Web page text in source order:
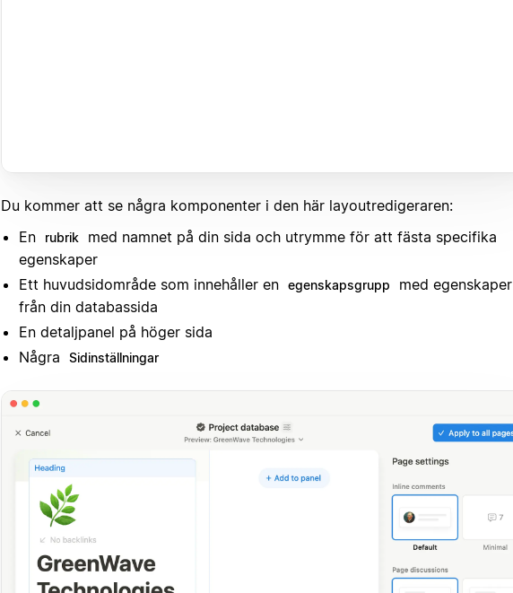
Du kommer att se några komponenter i den här layoutredigeraren:
En
rubrik
med namnet på din sida och utrymme för att fästa specifika
egenskaper
Ett huvudsidområde som innehåller en egenskapsgrupp
med egenskaper
från din databassida
En detaljpanel på höger sida
Några
Sidinställningar